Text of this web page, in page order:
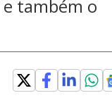
também o